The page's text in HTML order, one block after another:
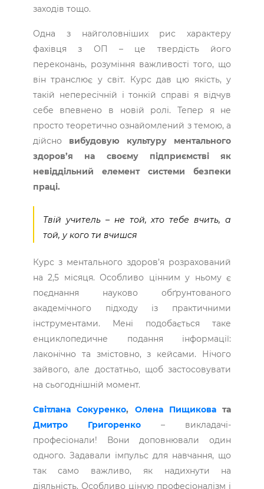
заходів тощо.
Одна з найголовніших рис характеру
фахівця з ОП – це твердість його
переконань, розуміння важливості того, що
він транслює у світ. Курс дав цю якість, у
такій непересічній і тонкій справі я відчув
себе впевнено в новій ролі. Тепер я не
просто теоретично ознайомлений з темою, а
дійсно вибудовую культуру ментального
здоров’я на своєму підприємстві як
невіддільний елемент системи безпеки
праці.
Твій учитель – не той, хто тебе вчить, а
той, у кого ти вчишся
Курс з ментального здоров’я розрахований
на 2,5 місяця. Особливо цінним у ньому є
поєднання науково обґрунтованого
академічного підходу із практичними
інструментами. Мені подобається таке
енциклопедичне подання інформації:
лаконічно та змістовно, з кейсами. Нічого
зайвого, але достатньо, щоб застосовувати
на сьогоднішній момент.
Світлана Сокуренко, Олена Пищиковата
Дмитро Григоренко– викладачі-
професіонали! Вони доповнювали один
одного. Задавали імпульс для навчання, що
так само важливо, як надихнути на
діяльність. Особливо ціную професіоналізм і